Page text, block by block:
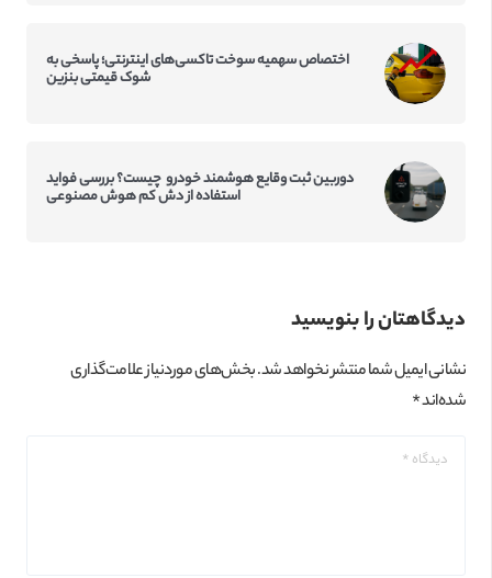
اختصاص سهمیه سوخت تاکسی‌‌های اینترنتی؛ پاسخی به
شوک قیمتی بنزین
دوربین ثبت وقایع هوشمند خودرو چیست؟ بررسی فواید
استفاده از دش کم‌ هوش مصنوعی
دیدگاهتان را بنویسید
نشانی ایمیل شما منتشر نخواهد شد.بخش‌های موردنیاز علامت‌گذاری
شده‌اند*